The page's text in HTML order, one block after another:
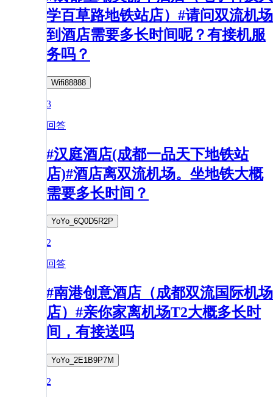
学百草路地铁站店）#请问双流机场
到酒店需要多长时间呢？有接机服
务吗？
Wifi88888
3
回答
#汉庭酒店(成都一品天下地铁站
店)#酒店离双流机场。坐地铁大概
需要多长时间？
YoYo_6Q0D5R2P
2
回答
#南港创意酒店（成都双流国际机场
店）#亲你家离机场T2大概多长时
间，有接送吗
YoYo_2E1B9P7M
2